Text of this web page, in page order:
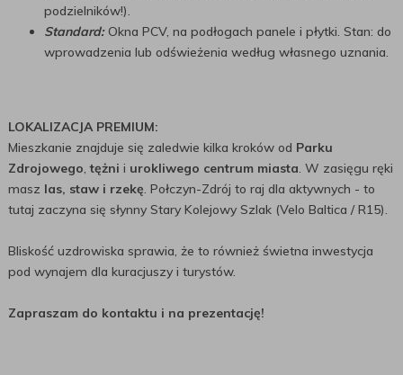
podzielników!).
Standard:Okna PCV, na podłogach panele i płytki. Stan: do
wprowadzenia lub odświeżenia według własnego uznania.
LOKALIZACJA PREMIUM:
Mieszkanie znajduje się zaledwie kilka kroków od Parku
Zdrojowego,tężni i urokliwego centrum miasta. W zasięgu ręki
masz las, staw i rzekę. Połczyn-Zdrój to raj dla aktywnych - to
tutaj zaczyna się słynny Stary Kolejowy Szlak (Velo Baltica / R15).
Bliskość uzdrowiska sprawia, że to również świetna inwestycja
pod wynajem dla kuracjuszy i turystów.
Zapraszam do kontaktu i na prezentację!